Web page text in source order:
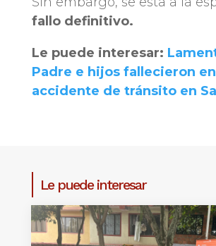
fallo definitivo.
Le puede interesar:
Padre e hijos fallecieron en
accidente de tránsito en
Le puede interesar